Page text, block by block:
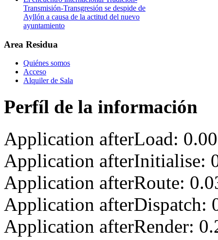
Transmisión-Transgresión se despide de
Ayllón a causa de la actitud del nuevo
ayuntamiento
Area Residua
Quiénes somos
Acceso
Alquiler de Sala
Perfíl de la información
Application afterLoad:
Application afterInitialise:
Application afterRoute:
Application afterDispatch:
Application afterRender: